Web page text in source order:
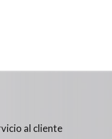
al cliente